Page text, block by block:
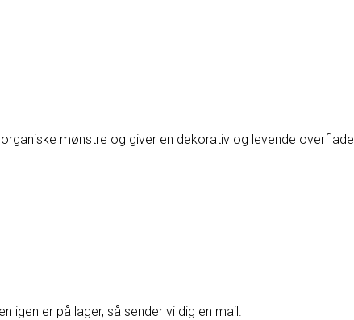
mønstre og giver en dekorativ og levende overflade.
igen er på lager, så sender vi dig en mail.